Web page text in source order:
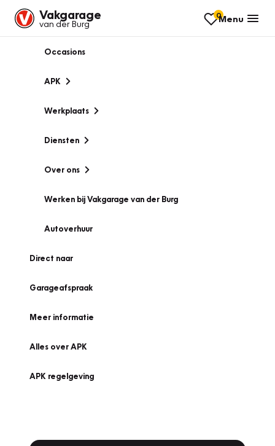
Vakgarage
van der Burg
0Menu
Occasions
APK
Werkplaats
Diensten
Over ons
Werken bij Vakgarage van der Burg
Autoverhuur
Direct naar
Garageafspraak
Meer informatie
Alles over APK
APK regelgeving